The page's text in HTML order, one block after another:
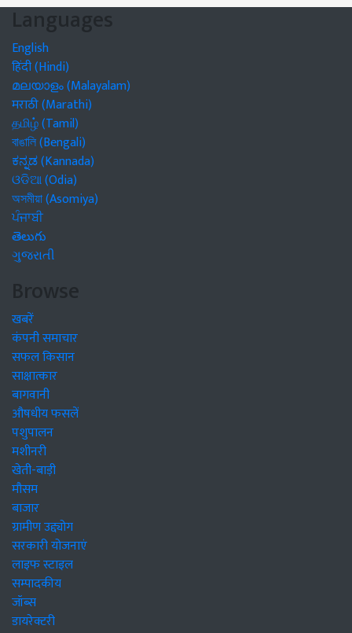
Languages
English
हिंदी (Hindi)
മലയാളം (Malayalam)
मराठी (Marathi)
தமிழ் (Tamil)
বাঙালি (Bengali)
ಕನ್ನಡ (Kannada)
ଓଡିଆ (Odia)
অসমীয়া (Asomiya)
ਪੰਜਾਬੀ
తెలుగు
ગુજરાતી
Browse
खबरें
कंपनी समाचार
सफल किसान
साक्षात्कार
बागवानी
औषधीय फसलें
पशुपालन
मशीनरी
खेती-बाड़ी
मौसम
बाजार
ग्रामीण उद्द्योग
सरकारी योजनाएं
लाइफ स्टाइल
सम्पादकीय
जॉब्स
डायरेक्टरी